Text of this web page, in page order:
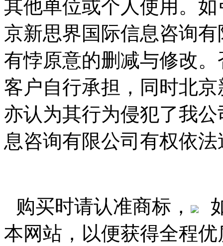
其他单位或个人使用。
京新思界国际信息咨询
有悖原意的删减与修改
客户自行承担，同时北
亦认为其行为侵犯了我
息咨询有限公司有权依
购买时请认准商标，
本网站，以便获得全程